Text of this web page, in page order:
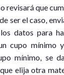
revisará que
ser el caso,
datos para
cupo mínimo
mínimo, se
elija otra